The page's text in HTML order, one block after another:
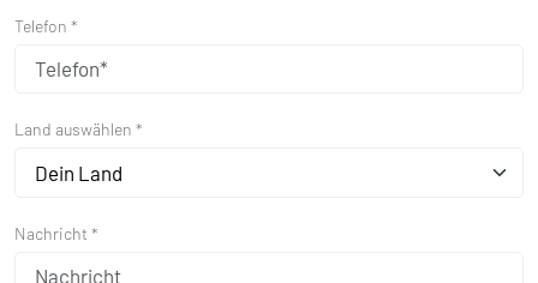
Telefon *
Land auswählen *
Dein Land
Nachricht *